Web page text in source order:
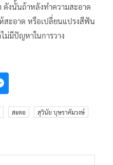
งนั้นถ้าหลังทำความสะอาด
สะอาด หรือเปลี่ยนแปรงสีฟัน
ม่มีปัญหาในการวาง
สะตอ
สุวินัย บุษราคัมวงษ์